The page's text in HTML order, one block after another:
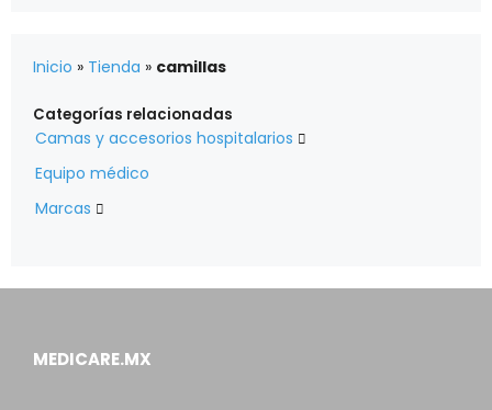
Inicio » Tienda » camillas
Categorías relacionadas
Camas y accesorios hospitalarios 
Equipo médico
Marcas 
MEDICARE.MX